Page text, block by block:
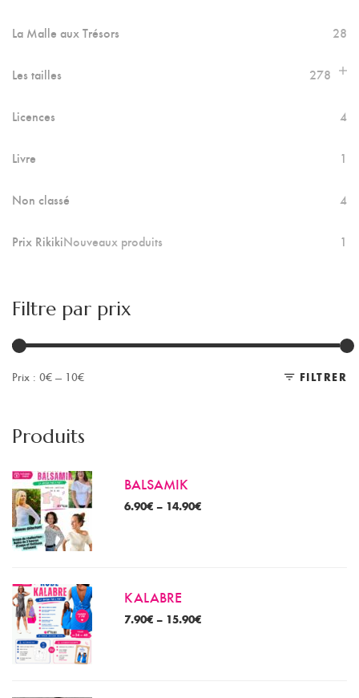
La Malle aux Trésors 28
Les tailles 278
Licences 4
Livre 1
Non classé 4
Prix RikikiNouveaux produits 1
Filtre par prix
FILTRER
Prix : 0€ — 10€
Produits
BALSAMIK
6.90€ – 14.90€
KALABRE
7.90€ – 15.90€